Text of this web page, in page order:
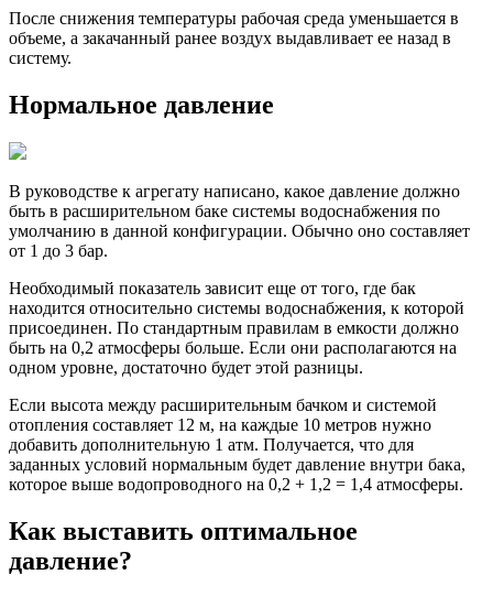
После снижения температуры рабочая среда уменьшается в
объеме, а закачанный ранее воздух выдавливает ее назад в
систему.
Нормальное давление
В руководстве к агрегату написано, какое давление должно
быть в расширительном баке системы водоснабжения по
умолчанию в данной конфигурации. Обычно оно составляет
от 1 до 3 бар.
Необходимый показатель зависит еще от того, где бак
находится относительно системы водоснабжения, к которой
присоединен. По стандартным правилам в емкости должно
быть на 0,2 атмосферы больше. Если они располагаются на
одном уровне, достаточно будет этой разницы.
Если высота между расширительным бачком и системой
отопления составляет 12 м, на каждые 10 метров нужно
добавить дополнительную 1 атм. Получается, что для
заданных условий нормальным будет давление внутри бака,
которое выше водопроводного на 0,2 + 1,2 = 1,4 атмосферы.
Как выставить оптимальное
давление?